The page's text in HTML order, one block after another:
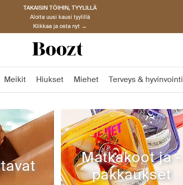
TAKAISIN TÖIHIN, TYYLILLÄ
Aloita uusi kausi tyylillä
Klikkaa ja osta nyt →
Meikit Hiukset Miehet Terveys & hyvinvointi
Matkakoot ja -
pakkaukset